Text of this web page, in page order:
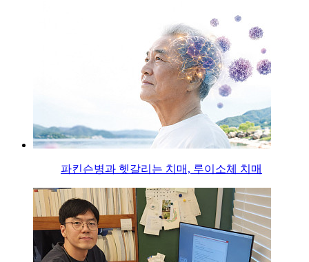
파킨슨병과 헷갈리는 치매, 루이소체 치매